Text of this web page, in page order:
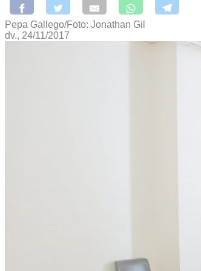
Pepa Gallego/Foto: Jonathan Gil
dv., 24/11/2017